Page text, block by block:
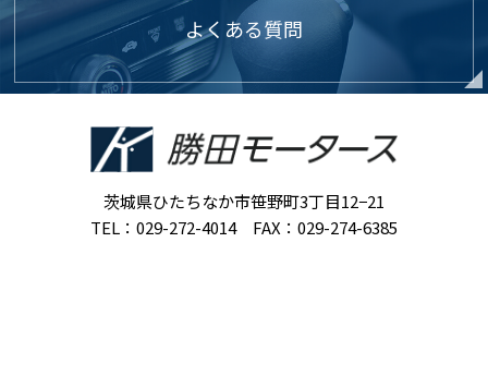
よくある質問
茨城県ひたちなか市笹野町3丁目12−21
TEL：029-272-4014 FAX：029-274-6385